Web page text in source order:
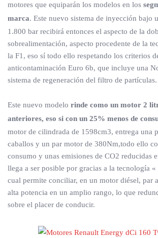
motores que equiparán los modelos en los
marca. Este nuevo sistema de inyección bajo
1.800 bar recibirá entonces el aspecto de la
sobrealimentación, aspecto procedente de la
la F1, eso sí todo ello respetando los criterios
anticontaminación Euro 6b, que incluye una
sistema de regeneración del filtro de partículas.
Este nuevo modelo rinde como un motor 2
anteriores, eso si con un 25% menos de
motor de cilindrada de 1598cm3, entrega una
caballos y un par motor de 380Nm,todo ello
consumo y unas emisiones de CO2 reducidas
llega a ser posible por gracias a la tecnología
cual permite conciliar, en un motor diésel, par
alta potencia en un amplio rango, lo que
sobre el placer de conducir.